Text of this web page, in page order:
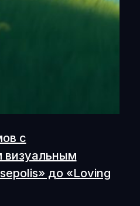
с
визуальным
до «Loving